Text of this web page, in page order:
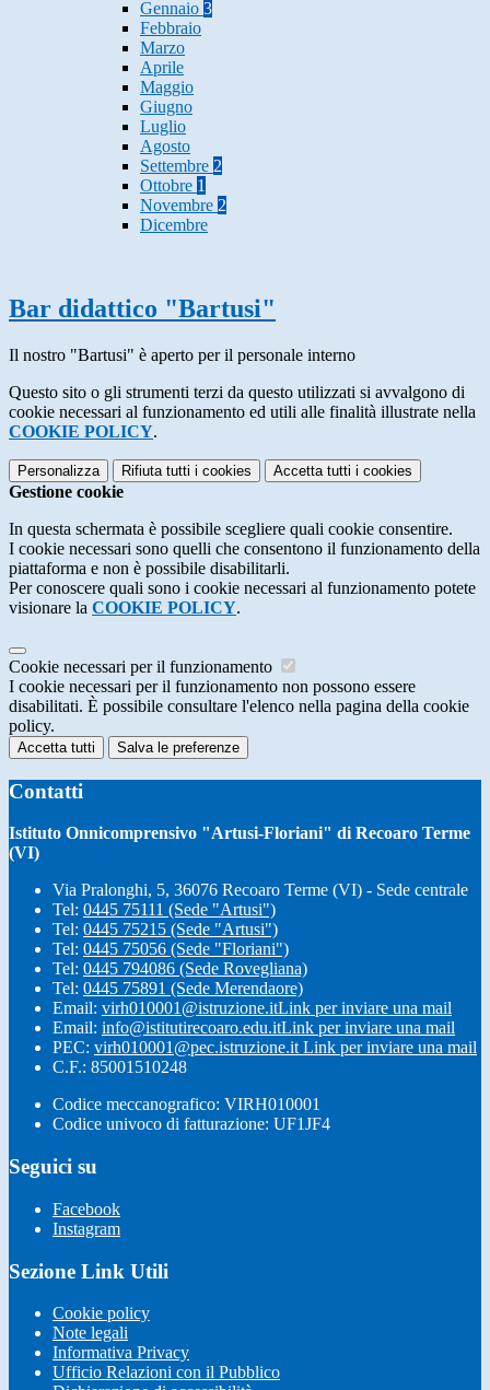
Gennaio 3
Febbraio
Marzo
Aprile
Maggio
Giugno
Luglio
Agosto
Settembre 2
Ottobre 1
Novembre 2
Dicembre
Bar didattico "Bartusi"
Il nostro "Bartusi" è aperto per il personale interno
Questo sito o gli strumenti terzi da questo utilizzati si avvalgono di
cookie necessari al funzionamento ed utili alle finalità illustrate nella
COOKIE POLICY.
Personalizza Rifiuta tutti i cookies Accetta tutti i cookies
Gestione cookie
In questa schermata è possibile scegliere quali cookie consentire.
I cookie necessari sono quelli che consentono il funzionamento della
piattaforma e non è possibile disabilitarli.
Per conoscere quali sono i cookie necessari al funzionamento potete
visionare la COOKIE POLICY.
Cookie necessari per il funzionamento
I cookie necessari per il funzionamento non possono essere
disabilitati. È possibile consultare l'elenco nella pagina della cookie
policy.
Accetta tutti Salva le preferenze
Contatti
Istituto Onnicomprensivo "Artusi-Floriani" di Recoaro Terme
(VI)
Via Pralonghi, 5, 36076 Recoaro Terme (VI) - Sede centrale
Tel: 0445 75111 (Sede "Artusi")
Tel: 0445 75215 (Sede "Artusi")
Tel: 0445 75056 (Sede "Floriani")
Tel: 0445 794086 (Sede Rovegliana)
Tel: 0445 75891 (Sede Merendaore)
Email: virh010001@istruzione.itLink per inviare una mail
Email: info@istitutirecoaro.edu.itLink per inviare una mail
PEC: virh010001@pec.istruzione.it Link per inviare una mail
C.F.: 85001510248
Codice meccanografico: VIRH010001
Codice univoco di fatturazione: UF1JF4
Seguici su
Facebook
Instagram
Sezione Link Utili
Cookie policy
Note legali
Informativa Privacy
Ufficio Relazioni con il Pubblico